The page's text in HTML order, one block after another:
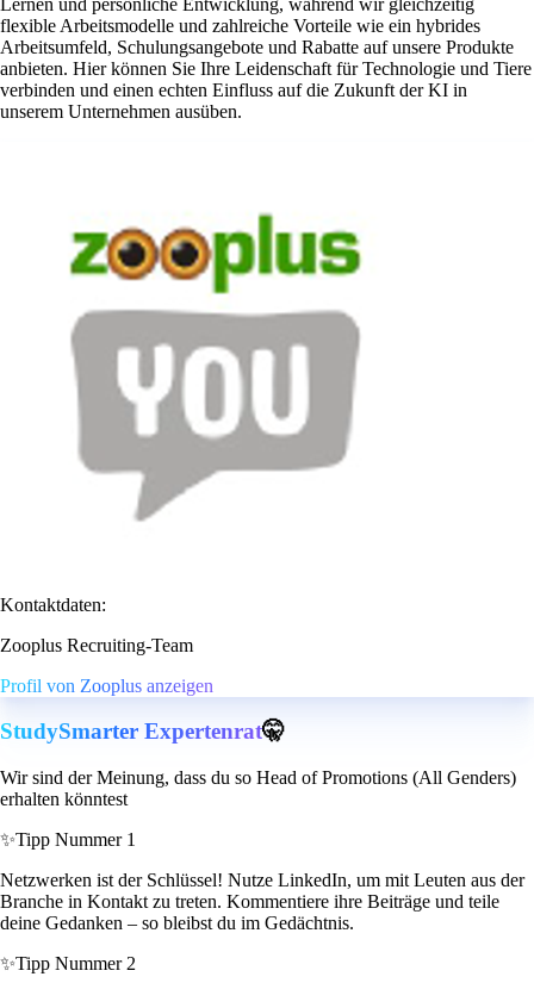
flexible Arbeitsmodelle und zahlreiche Vorteile wie ein hybrides
Arbeitsumfeld, Schulungsangebote und Rabatte auf unsere Produkte
anbieten. Hier können Sie Ihre Leidenschaft für Technologie und Tiere
verbinden und einen echten Einfluss auf die Zukunft der KI in
unserem Unternehmen ausüben.
Kontaktdaten:
Zooplus Recruiting-Team
Profil von Zooplus anzeigen
StudySmarter Expertenrat🤫
Wir sind der Meinung, dass du so Head of Promotions (All Genders)
erhalten könntest
✨Tipp Nummer 1
Netzwerken ist der Schlüssel! Nutze LinkedIn, um mit Leuten aus der
Branche in Kontakt zu treten. Kommentiere ihre Beiträge und teile
deine Gedanken – so bleibst du im Gedächtnis.
✨Tipp Nummer 2